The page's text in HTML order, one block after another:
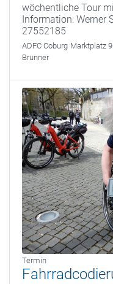
wöchentliche Tour
Information: Werner
27552185
ADFC Coburg Marktplatz
Brunner
Termin